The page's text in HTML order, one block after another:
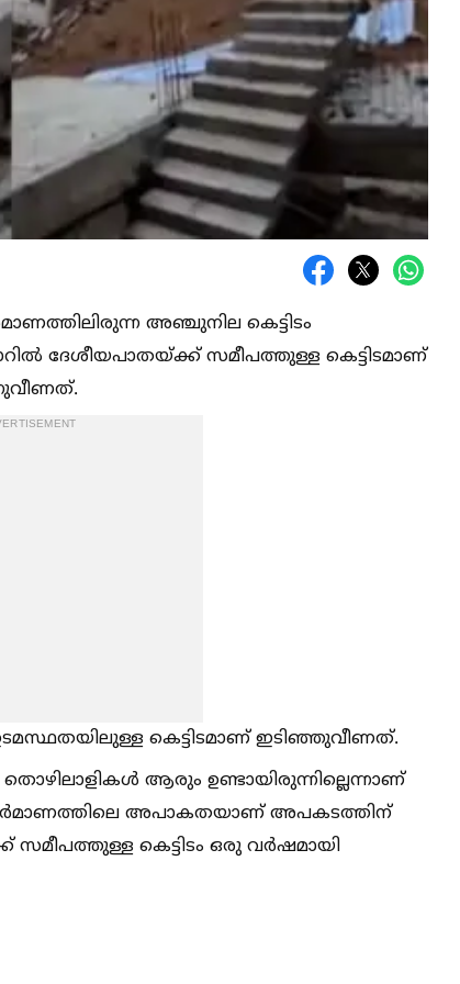
അഞ്ചുനില കെട്ടിടം
ദേശീയപാതയ്ക്ക് സമീപത്തുള്ള കെട്ടിടമാണ്
കെട്ടിടമാണ് ഇടിഞ്ഞുവീണത്.
ആരും ഉണ്ടായിരുന്നില്ലെന്നാണ്
അപാകതയാണ് അപകടത്തിന്
കെട്ടിടം ഒരു വർഷമായി